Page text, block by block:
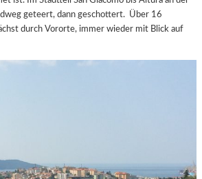
geteert, dann geschottert. Über 16
durch Vororte, immer wieder mit Blick auf